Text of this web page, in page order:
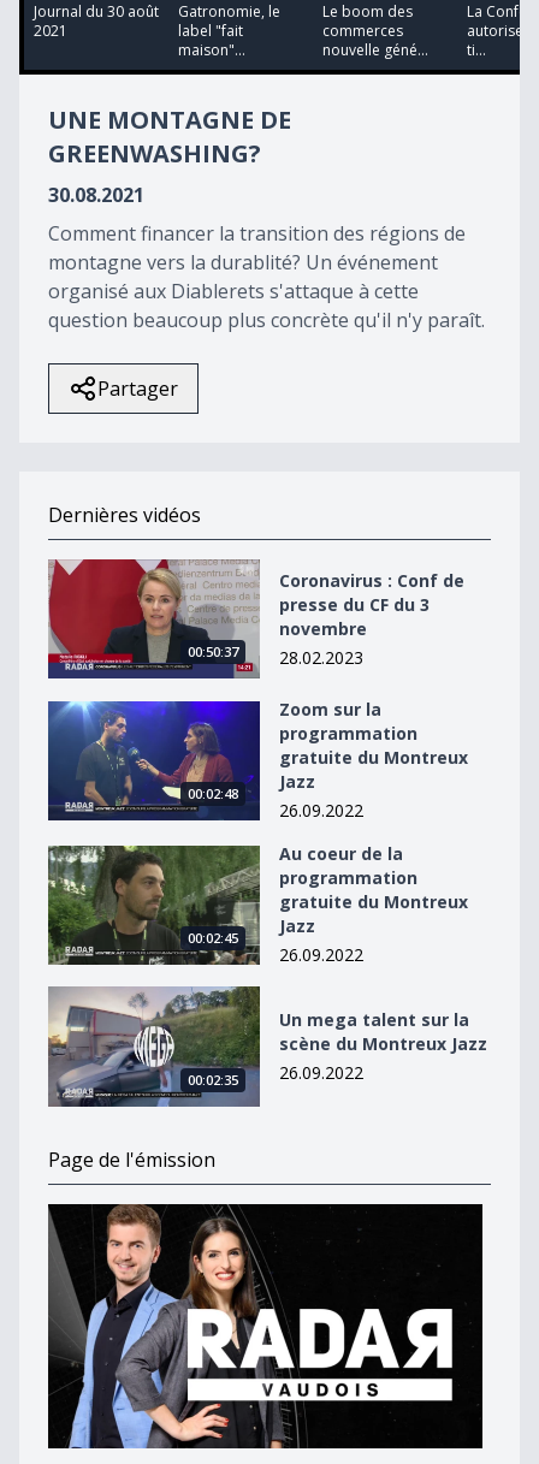
14
minutes,
seconds
Journal du 30 août
2021
Gatronomie, le
label "fait
maison"...
Le boom des
commerces
nouvelle géné...
La
autorise
ti...
UNE MONTAGNE DE
GREENWASHING?
30.08.2021
Comment financer la transition des régions de
montagne vers la durablité? Un événement
organisé aux Diablerets s'attaque à cette
question beaucoup plus concrète qu'il n'y paraît.
Partager
Dernières vidéos
Coronavirus : Conf de presse du CF du 3 novembre
00:50:37
Coronavirus : Conf de
presse du CF du 3
novembre
28.02.2023
Zoom sur la programmation gratuite du Montreux
00:02:48
Zoom sur la
programmation
gratuite du Montreux
Jazz
26.09.2022
Au coeur de la programmation gratuite du Montreux
00:02:45
Au coeur de la
programmation
gratuite du Montreux
Jazz
26.09.2022
Un mega talent sur la scène du Montreux Jazz
00:02:35
Un mega talent sur la
scène du Montreux Jazz
26.09.2022
Page de l'émission